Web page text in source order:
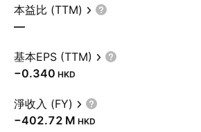
本益比 (TTM)
—
基本EPS (TTM)
−0.340 HKD
淨收入 (FY)
‪−402.72 M‬ HKD